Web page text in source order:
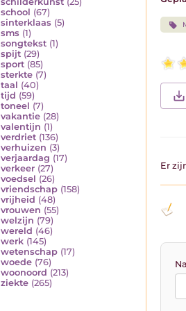
school (67)
sinterklaas (5)
sms (1)
songtekst (1)
spijt (29)
sport (85)
sterkte (7)
taal (40)
tijd (59)
toneel (7)
vakantie (28)
valentijn (1)
verdriet (136)
verhuizen (3)
verjaardag (17)
verkeer (27)
voedsel (26)
vriendschap (158)
vrijheid (48)
vrouwen (55)
welzijn (79)
wereld (46)
werk (145)
wetenschap (17)
woede (76)
woonoord (213)
ziekte (265)
Er